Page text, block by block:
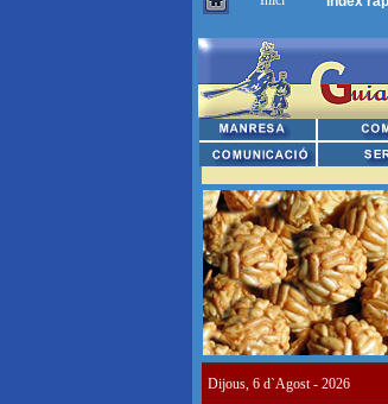
Dijous, 6 d`Agost - 2026